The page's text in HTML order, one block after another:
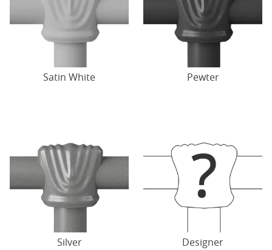
Satin White Pewter
Silver Designer